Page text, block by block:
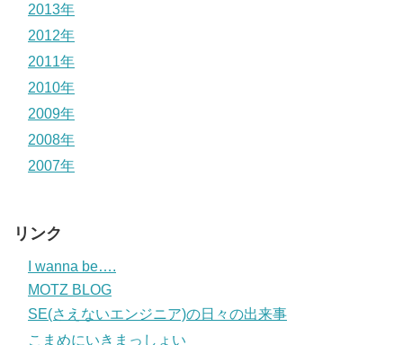
2013年
2012年
2011年
2010年
2009年
2008年
2007年
リンク
I wanna be….
MOTZ BLOG
SE(さえないエンジニア)の日々の出来事
こまめにいきまっしょい